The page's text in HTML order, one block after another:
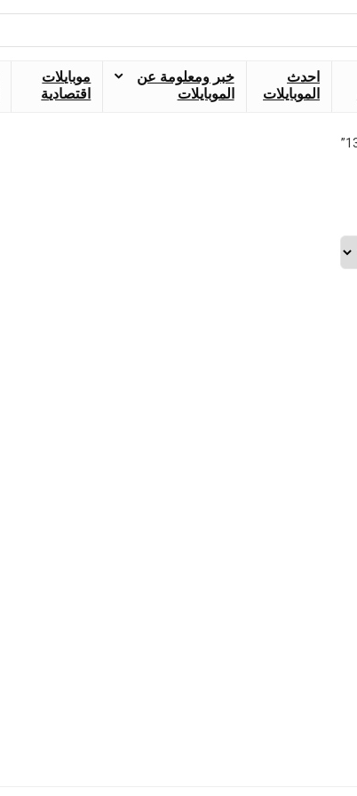
احدث
الموبايلات
خبر ومعلومة عن
الموبايلات
موبايلات
اقتصادية